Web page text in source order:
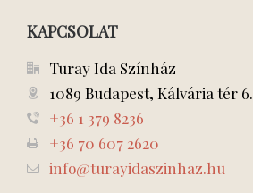
KAPCSOLAT
Turay Ida Színház
1089 Budapest, Kálvária tér 6.
+36 1 379 8236
+36 70 607 2620
info@turayidaszinhaz.hu